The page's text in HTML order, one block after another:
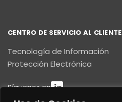
CENTRO DE SERVICIO AL CLIENTE
Tecnología de Información
Protección Electrónica
Síguenos en